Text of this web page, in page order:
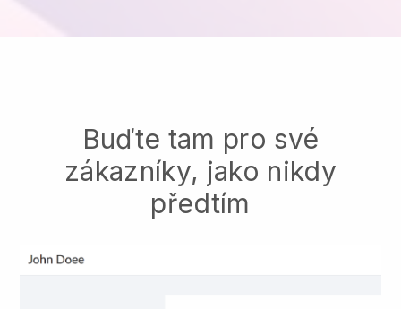
Buďte tam pro své
zákazníky, jako nikdy
předtím